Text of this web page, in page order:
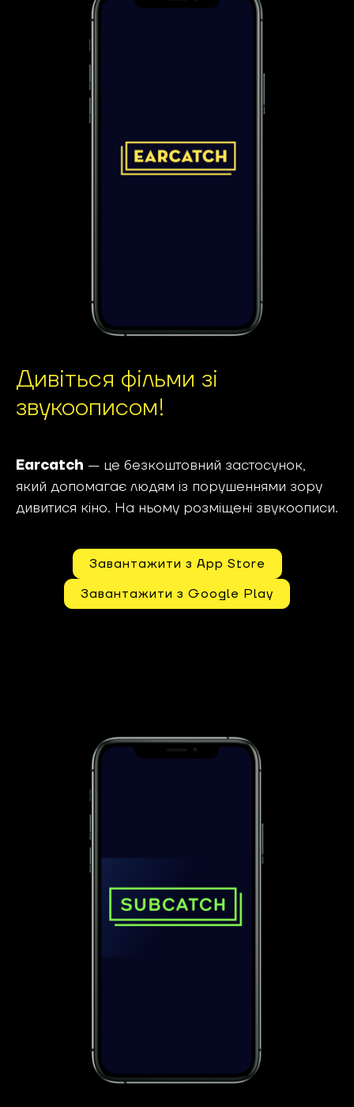
Дивіться фільми зі
звукоописом!
Earcatch — це безкоштовний застосунок,
який допомагає людям із порушеннями зору
дивитися кіно. На ньому розміщені звукоописи.
Завантажити з App Store
Завантажити з Google Play